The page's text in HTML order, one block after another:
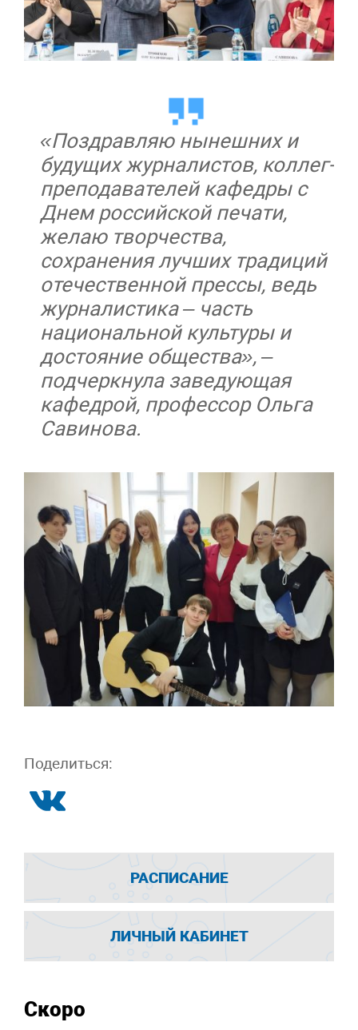
«Поздравляю нынешних и
будущих журналистов, коллег-
преподавателей кафедры с
Днем российской печати,
желаю творчества,
сохранения лучших традиций
отечественной прессы, ведь
журналистика – часть
национальной культуры и
достояние общества», –
подчеркнула заведующая
кафедрой, профессор Ольга
Савинова.
Поделиться:
РАСПИСАНИЕ
ЛИЧНЫЙ КАБИНЕТ
Скоро